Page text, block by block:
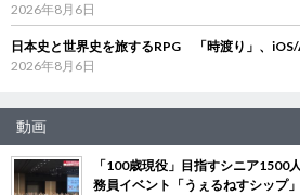
2026年8月6日
日本史と世界史を旅するRPG 「時渡り」、
2026年8月6日
動画
「100歳現役」目指すシニア
務員イベント「うぇるねすシップ」